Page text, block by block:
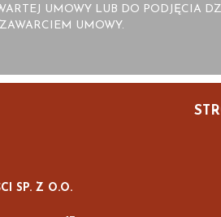
UMOWY LUB DO PODJĘCIA
UMOWY.
SP. Z O.O.